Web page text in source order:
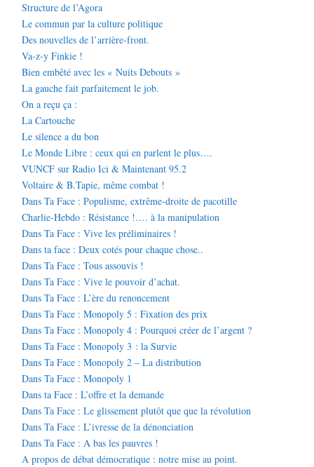
Structure de l’Agora
Le commun par la culture politique
Des nouvelles de l’arrière-front.
Va-z-y Finkie !
Bien embêté avec les « Nuits Debouts »
La gauche fait parfaitement le job.
On a reçu ça :
La Cartouche
Le silence a du bon
Le Monde Libre : ceux qui en parlent le plus….
VUNCF sur Radio Ici & Maintenant 95.2
Voltaire & B.Tapie, même combat !
Dans Ta Face : Populisme, extrême-droite de pacotille
Charlie-Hebdo : Résistance !…. à la manipulation
Dans Ta Face : Vive les préliminaires !
Dans ta face : Deux cotés pour chaque chose..
Dans Ta Face : Tous assouvis !
Dans Ta Face : Vive le pouvoir d’achat.
Dans Ta Face : L’ère du renoncement
Dans Ta Face : Monopoly 5 : Fixation des prix
Dans Ta Face : Monopoly 4 : Pourquoi créer de l’argent ?
Dans Ta Face : Monopoly 3 : la Survie
Dans Ta Face : Monopoly 2 – La distribution
Dans Ta Face : Monopoly 1
Dans ta Face : L’offre et la demande
Dans Ta Face : Le glissement plutôt que que la révolution
Dans Ta Face : L’ivresse de la dénonciation
Dans Ta Face : A bas les pauvres !
A propos de débat démocratique : notre mise au point.